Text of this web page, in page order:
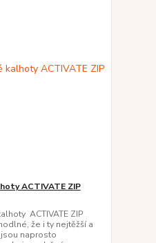
ACTIVATE ZIP
ACTIVATE ZIP
že i ty nejtěžší a
naprosto